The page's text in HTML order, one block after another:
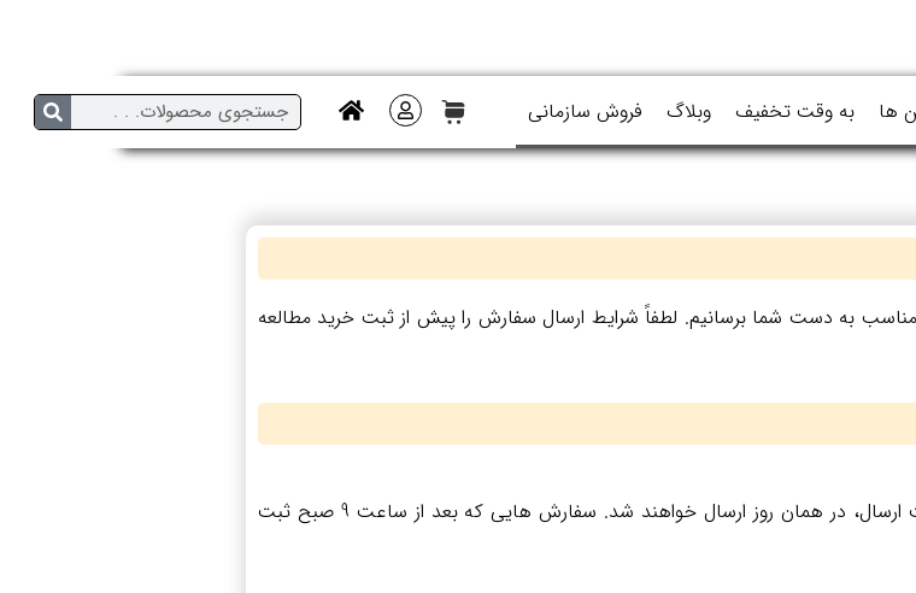
ها به وقت تخفیف وبلاگ فروش سازمانی
به دست شما برسانیم. لطفاً شرایط ارسال سفارش را پیش از ثبت خرید مطالعه
سفارش‌هایی که تا قبل از ساعت 9 صبح ثبت شوند، در صورت امکان و با توجه به ظرفیت ارسال، در همان روز ارسال خواهند شد. سفارش‌ هایی که بعد از ساعت 9 صبح ثبت